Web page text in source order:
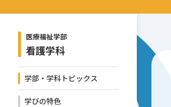
医療福祉学部
看護学科
学部・学科トピックス
学びの特色